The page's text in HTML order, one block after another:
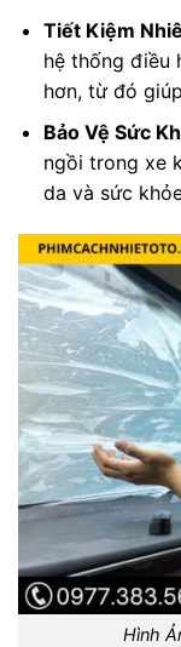
Tiết Kiệm
hệ thống điều
hơn, từ đó
Bảo Vệ Sức
ngồi trong xe
da và sức
Hình